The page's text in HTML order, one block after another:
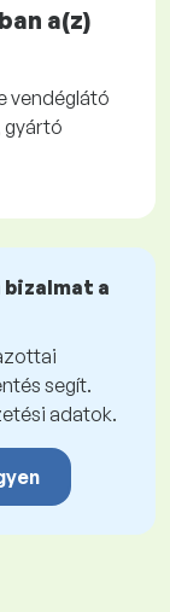
a(z)
vendéglátó
gyártó
bizalmat a
segít.
adatok.